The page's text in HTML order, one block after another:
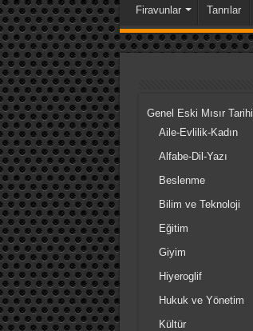
Firavunlar Tanrılar
Genel Eski Mısır Tarihi
Aile-Evlilik-Kadın
Alfabe-Dil-Yazı
Beslenme
Bilim ve Teknoloji
Eğitim
Giyim
Hiyeroglif
Hukuk ve Yönetim
Kültür